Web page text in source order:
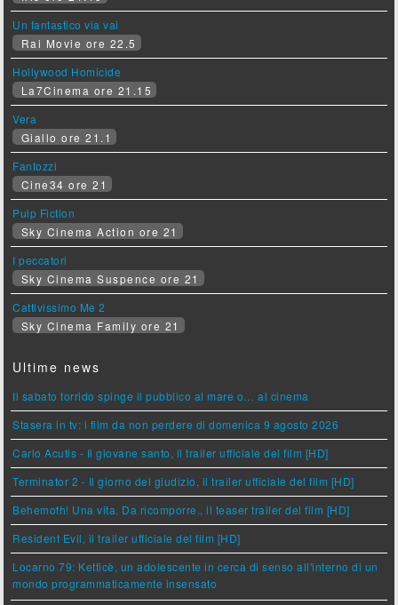
Un fantastico via vai
Rai Movie ore 22.5
Hollywood Homicide
La7Cinema ore 21.15
Vera
Giallo ore 21.1
Fantozzi
Cine34 ore 21
Pulp Fiction
Sky Cinema Action ore 21
I peccatori
Sky Cinema Suspence ore 21
Cattivissimo Me 2
Sky Cinema Family ore 21
Ultime news
Il sabato torrido spinge il pubblico al mare o… al cinema
Stasera in tv: i film da non perdere di domenica 9 agosto 2026
Carlo Acutis - Il giovane santo, il trailer ufficiale del film [HD]
Terminator 2 - Il giorno del giudizio, il trailer ufficiale del film [HD]
Behemoth! Una vita. Da ricomporre., il teaser trailer del film [HD]
Resident Evil, il trailer ufficiale del film [HD]
Locarno 79: Ketticè, un adolescente in cerca di senso all'interno di un
mondo programmaticamente insensato